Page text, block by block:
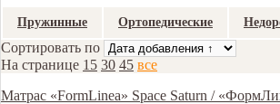
Пружинные Ортопедические
Сортировать по
На странице 15 30 45 все
Матрас «FormLinea» Space Saturn /